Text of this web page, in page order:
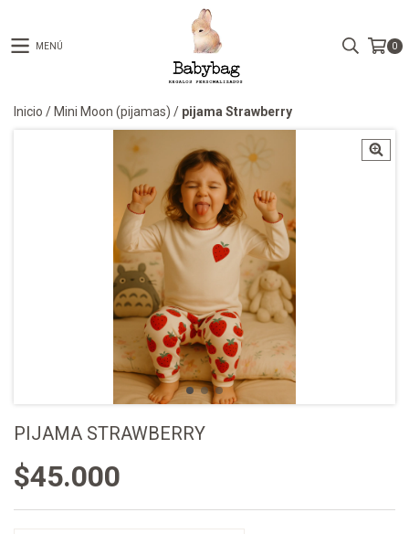
MENÚ 0
Inicio / Mini Moon (pijamas) / pijama Strawberry
PIJAMA STRAWBERRY
$45.000